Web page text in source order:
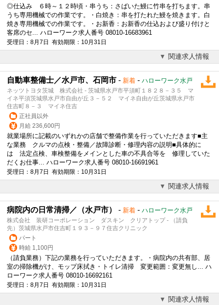
◎仕込み ６時～１２時頃・串うち：さばいた鰻に竹串を打ちます。串
うち専用機械での作業です。・白焼き：串を打たれた鰻を焼きます。白
焼き専用機械での作業です。・お新香：お新香の仕込および盛り付けと
客席のセ... ハローワーク求人番号 08010-16683961
受理日：8月7日 有効期限：10月31日
関連求人情報
自動車整備士／水戸市、石岡市 - 新着 - ハローワーク水戸
ネッツトヨタ茨城 株式会社 - 茨城県水戸市平須町１８２８－３５ マ
イネ平須茨城県水戸市自由が丘３－５２ マイネ自由が丘茨城県水戸市
住吉町８－３ マイネ住吉
正社員以外
月給 236,600円
就業場所に記載のいずれかの店舗で整備作業を行っていただきます■主
な業務 クルマの点検・整備／故障診断・修理内容の説明■具体的に
は 法定点検、車検整備をメインとした車の不具合等を 修理していた
だくお仕事... ハローワーク求人番号 08010-16691961
受理日：8月7日 有効期限：10月31日
関連求人情報
病院内の日常清掃／（水戸市） - 新着 - ハローワーク水戸
株式会社 装研コーポレーション ダスキン クリアトップ - （請負
先）茨城県水戸市住吉町１９３－９７住吉クリニック
パート
時給 1,100円
（請負業務）下記の業務を行っていただきます。・病院内の共有部、居
室の掃除機がけ、モップ床拭き・トイレ清掃 変更範囲：変更無し... ハ
ローワーク求人番号 08010-16692161
受理日：8月7日 有効期限：10月31日
関連求人情報